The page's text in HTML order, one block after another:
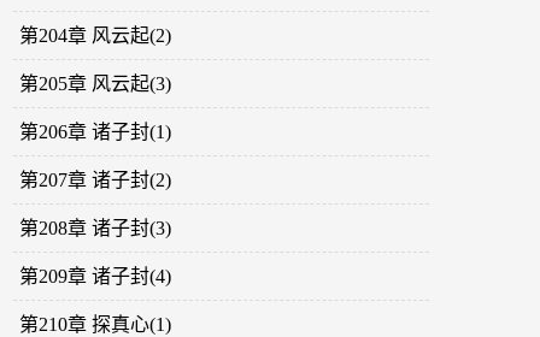
第204章 风云起(2)
第205章 风云起(3)
第206章 诸子封(1)
第207章 诸子封(2)
第208章 诸子封(3)
第209章 诸子封(4)
第210章 探真心(1)